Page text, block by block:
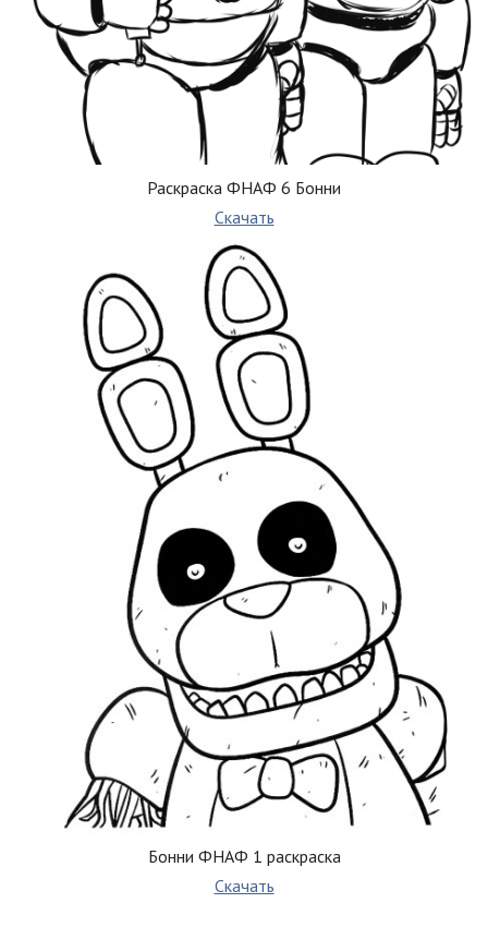
Раскраска ФНАФ 6 Бонни
Скачать
Бонни ФНАФ 1 раскраска
Скачать